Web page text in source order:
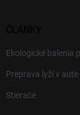
Ekologické balenia
Preprava lyží v aute
Stierače